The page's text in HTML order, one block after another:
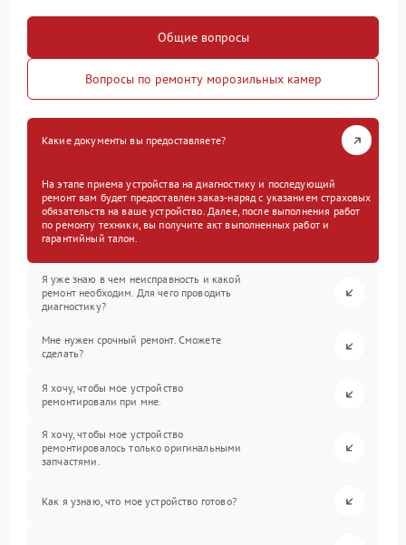
Общие вопросы
Вопросы по ремонту морозильных камер
Какие документы вы предоставляете?
На этапе приема устройства на диагностику и последующий
ремонт вам будет предоставлен заказ-наряд с указанием страховых
обязательств на ваше устройство. Далее, после выполнения работ
по ремонту техники, вы получите акт выполненных работ и
гарантийный талон.
Я уже знаю в чем неисправность и какой
ремонт необходим. Для чего проводить
диагностику?
Мне нужен срочный ремонт. Сможете
сделать?
Я хочу, чтобы мое устройство
ремонтировали при мне.
Я хочу, чтобы мое устройство
ремонтировалось только оригинальными
запчастями.
Как я узнаю, что мое устройство готово?